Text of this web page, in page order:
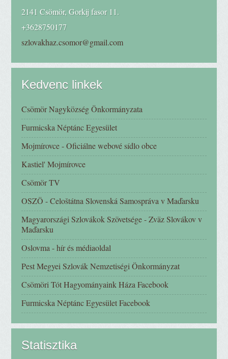
2141 Csömör, Gorkij fasor 11.
+3628750177
szlovakhaz.csomor@gmail.com
Kedvenc linkek
Csömör Nagyközség Önkormányzata
Furmicska Néptánc Egyesület
Mojmírovce - Oficiálne webové sídlo obce
Kastiel' Mojmírovce
Csömör TV
OSZÖ - Celoštátna Slovenská Samospráva v Maďarsku
Magyarországi Szlovákok Szövetsége - Zväz Slovákov v
Maďarsku
Oslovma - hír és médiaoldal
Pest Megyei Szlovák Nemzetiségi Önkormányzat
Csömöri Tót Hagyományaink Háza Facebook
Furmicska Néptánc Egyesület Facebook
Statisztika